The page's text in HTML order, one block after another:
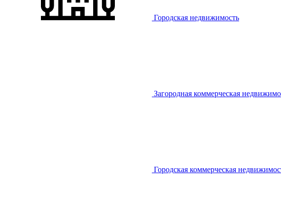
Городская недвижимость
Загородная коммерческая
Городская коммерческая